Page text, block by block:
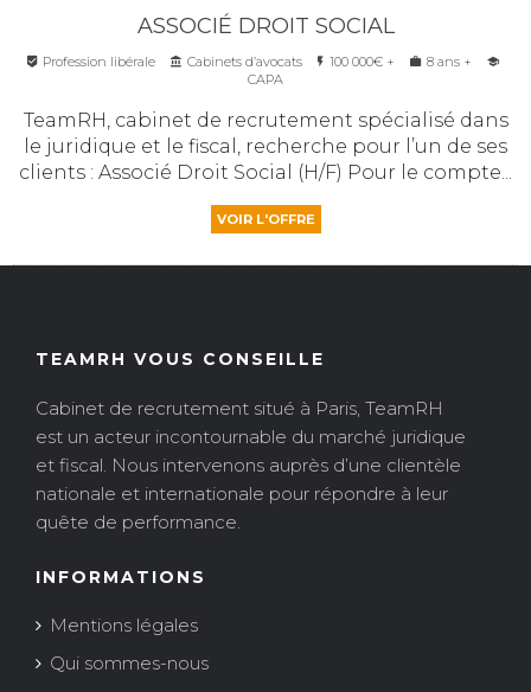
ASSOCIÉ DROIT SOCIAL
Profession libérale Cabinets d’avocats 100 000€ +
8 ans +
CAPA
TeamRH, cabinet de recrutement spécialisé dans
le juridique et le fiscal, recherche pour l’un de ses
clients : Associé Droit Social (H/F) Pour le compte...
VOIR L'OFFRE
TEAMRH VOUS CONSEILLE
Cabinet de recrutement situé à Paris, TeamRH
est un acteur incontournable du marché juridique
et fiscal. Nous intervenons auprès d’une clientèle
nationale et internationale pour répondre à leur
quête de performance.
INFORMATIONS
Mentions légales
Qui sommes-nous